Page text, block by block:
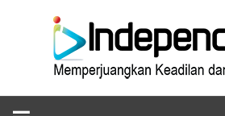
Memperjuangkan